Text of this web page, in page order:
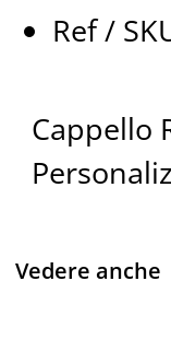
Ref /
Cappello
Vedere anche